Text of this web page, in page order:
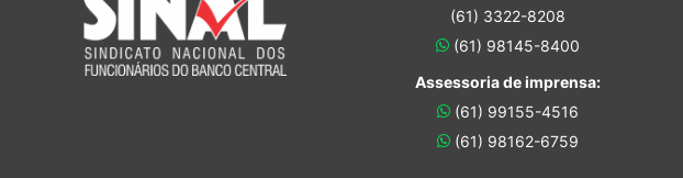
(61) 3322-8208
(61) 98145-8400
Assessoria de imprensa:
(61) 99155-4516
(61) 98162-6759